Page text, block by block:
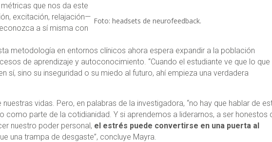
métricas que nos da este
excitación, relajación—
a sí misma con
Foto: headsets de neurofeedback.
metodología en entornos clínicos ahora espera expandir a la población
de aprendizaje y autoconocimiento. “Cuando el estudiante ve que lo que
sí, sino su inseguridad o su miedo al futuro, ahí empieza una verdadera
vidas. Pero, en palabras de la investigadora, “no hay que hablar de
como parte de la cotidianidad. Y si aprendemos a liderarnos, a ser honestos
nuestro poder personal, el estrés puede convertirse en una puerta al
una trampa de desgaste”, concluye Mayra.